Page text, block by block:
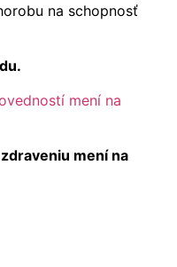
na schopnosť
mení na
mení na